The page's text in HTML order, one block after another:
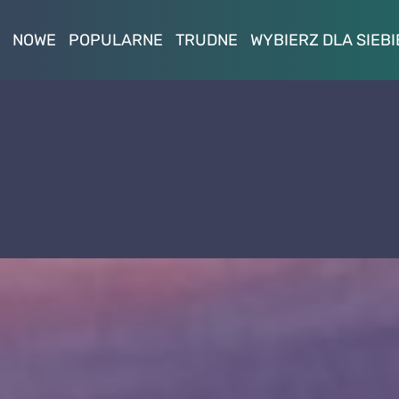
NOWE POPULARNE TRUDNE WYBIERZ DLA